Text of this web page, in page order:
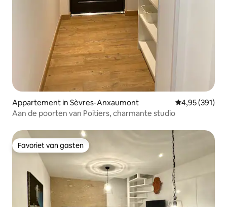
Appartement in Sèvres-Anxaumont Gemiddelde
4,95 (391)
Aan de poorten van Poitiers, charmante studio
Favoriet van gasten
Favoriet van gasten